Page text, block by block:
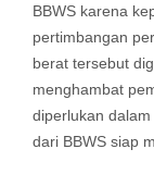
BBWS karena
pertimbangan
berat tersebut
menghambat
diperlukan
dari BBWS siap